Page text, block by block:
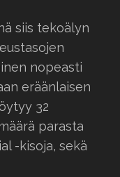
siis tekoälyn
nopeasti
eräänlaisen
32
parasta
-kisoja, sekä